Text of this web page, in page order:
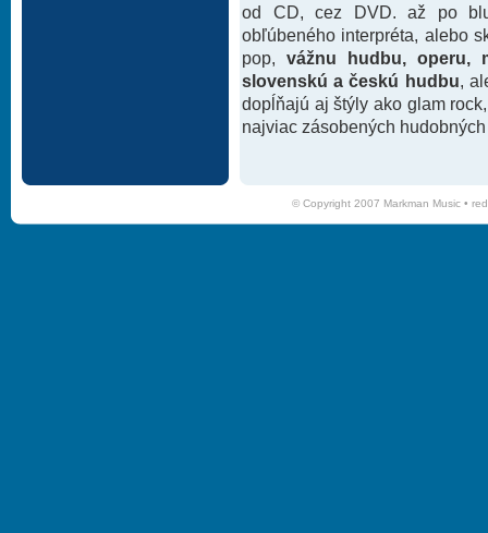
od CD, cez DVD. až po
obľúbeného interpréta, alebo
pop, vážnu hudbu, operu,
slovenskú a českú hudbu ,
dopĺňajú aj štýly ako glam
najviac zásobených
© Copyright 2007 Markman Music •